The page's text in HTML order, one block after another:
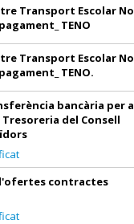
Transport Escolar No
TENO
Transport Escolar No
TENO.
bancària per a
del Consell
contractes